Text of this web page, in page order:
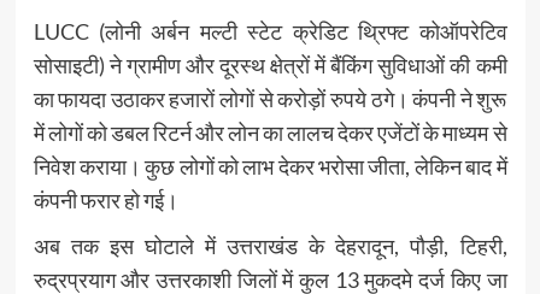
LUCC (लोनी अर्बन मल्टी स्टेट क्रेडिट थ्रिफ्ट कोऑपरेटिव
सोसाइटी) ने ग्रामीण और दूरस्थ क्षेत्रों में बैंकिंग सुविधाओं की कमी
का फायदा उठाकर हजारों लोगों से करोड़ों रुपये ठगे। कंपनी ने शुरू
में लोगों को डबल रिटर्न और लोन का लालच देकर एजेंटों के माध्यम से
निवेश कराया। कुछ लोगों को लाभ देकर भरोसा जीता, लेकिन बाद में
कंपनी फरार हो गई।
अब तक इस घोटाले में उत्तराखंड के देहरादून, पौड़ी, टिहरी,
रुद्रप्रयाग और उत्तरकाशी जिलों में कुल 13 मुकदमे दर्ज किए जा